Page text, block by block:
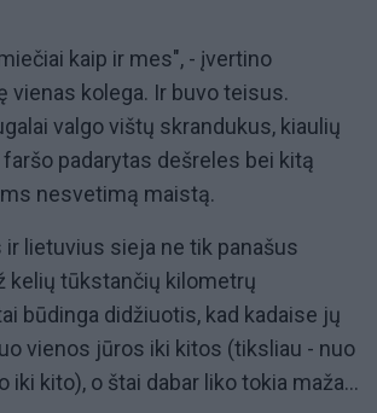
kaip ir mes", - įvertino
vienas kolega. Ir buvo teisus.
valgo vištų skrandukus, kiaulių
faršo padarytas dešreles bei kitą
nesvetimą maistą.
ir lietuvius sieja ne tik panašus
kelių tūkstančių kilometrų
būdinga didžiuotis, kad kadaise jų
vienos jūros iki kitos (tiksliau - nuo
iki kito), o štai dabar liko tokia maža...